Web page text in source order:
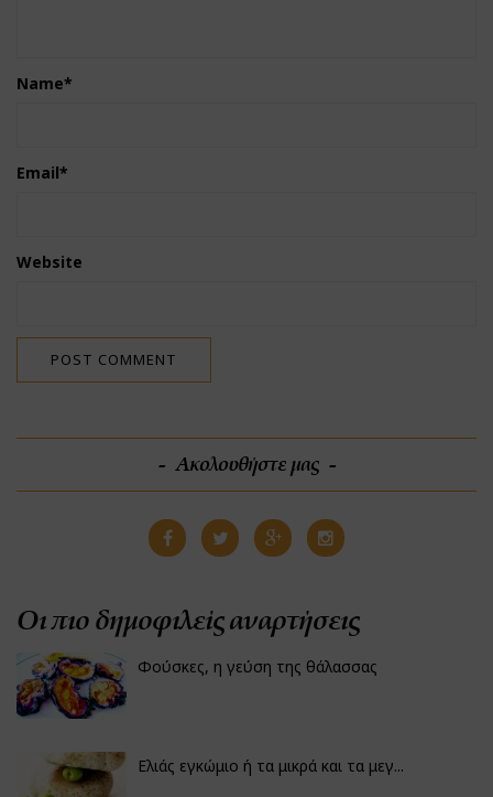
Name*
Email*
Website
Ακολουθήστε μας
Οι πιο δημοφιλείς αναρτήσεις
Φούσκες, η γεύση της θάλασσας
Ελιάς εγκώμιο ή τα μικρά και τα μεγ...